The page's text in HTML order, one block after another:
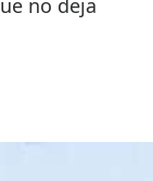
no deja